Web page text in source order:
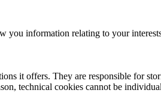
you information relating to your
it offers. They are responsible for
technical cookies cannot be